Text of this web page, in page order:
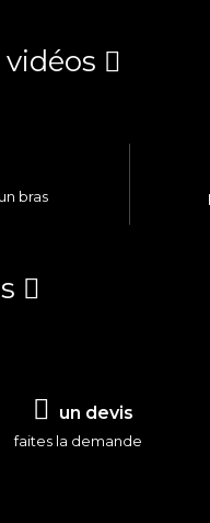
bras
un devis
faites la demande